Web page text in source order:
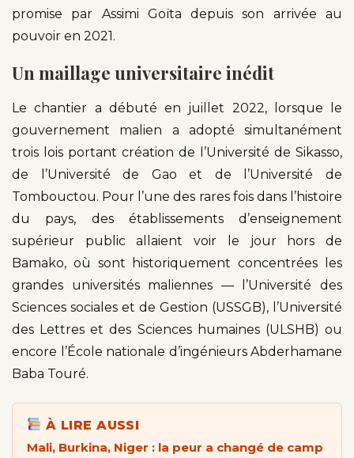
promise par Assimi Goïta depuis son arrivée au
pouvoir en 2021.
Un maillage universitaire inédit
Le chantier a débuté en juillet 2022, lorsque le
gouvernement malien a adopté simultanément
trois lois portant création de l’Université de Sikasso,
de l’Université de Gao et de l’Université de
Tombouctou. Pour l’une des rares fois dans l’histoire
du pays, des établissements d’enseignement
supérieur public allaient voir le jour hors de
Bamako, où sont historiquement concentrées les
grandes universités maliennes — l’Université des
Sciences sociales et de Gestion (USSGB), l’Université
des Lettres et des Sciences humaines (ULSHB) ou
encore l’École nationale d’ingénieurs Abderhamane
Baba Touré.
À LIRE AUSSI
Mali, Burkina, Niger : la peur a changé de camp